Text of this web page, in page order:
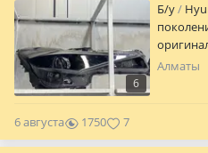
6
Б/y
Алматы
6 августа 1750 7